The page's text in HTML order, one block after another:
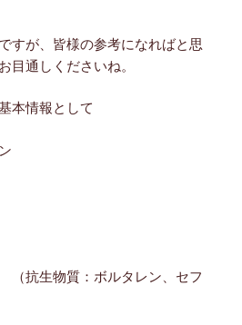
すが、皆様の参考になればと思
目通しくださいね。
本情報として
（抗生物質：ボルタレン、セフ